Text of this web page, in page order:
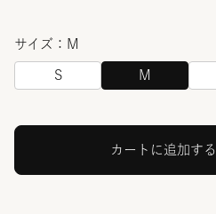
サイズ：M
S M
カートに追加する